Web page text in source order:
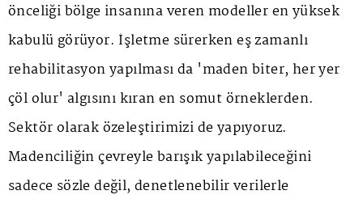
önceliği bölge insanına veren modeller en yüksek
kabulü görüyor. İşletme sürerken eş zamanlı
rehabilitasyon yapılması da 'maden biter, her yer
çöl olur' algısını kıran en somut örneklerden.
Sektör olarak özeleştirimizi de yapıyoruz.
Madenciliğin çevreyle barışık yapılabileceğini
sadece sözle değil, denetlenebilir verilerle